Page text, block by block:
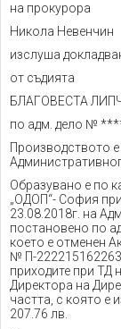
на прокурора
Никола Невенчин
изслуша
от съдията
БЛАГОВЕСТА
по адм. дело №
Производството
Образувано е по
„ОДОП“- София
23.08.2018г. на
постановено по
което е отменен
№ П-
приходите при ТД
Директора на
частта, с която е
207.76 лв.